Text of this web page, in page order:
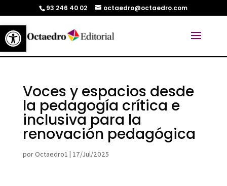
Abrir barra de herramientas
93 246 40 02 octaedro@octaedro.com
Voces y espacios desde
la pedagogía crítica e
inclusiva para la
renovación pedagógica
porOctaedro1 | 17/Jul/2025